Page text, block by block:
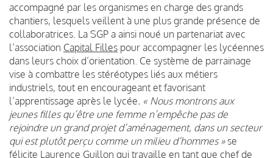
accompagné par les organismes en charge des grands
chantiers, lesquels veillent à une plus grande présence de
collaboratrices. La SGP a ainsi noué un partenariat avec
l’association Capital Filles pour accompagner les lycéennes
dans leurs choix d’orientation. Ce système de parrainage
vise à combattre les stéréotypes liés aux métiers
industriels, tout en encourageant et favorisant
l’apprentissage après le lycée. « Nous montrons aux
jeunes filles qu’être une femme n’empêche pas de
rejoindre un grand projet d’aménagement, dans un secteur
qui est plutôt perçu comme un milieu d’hommes » se
félicite Laurence Guillon qui travaille en tant que chef de